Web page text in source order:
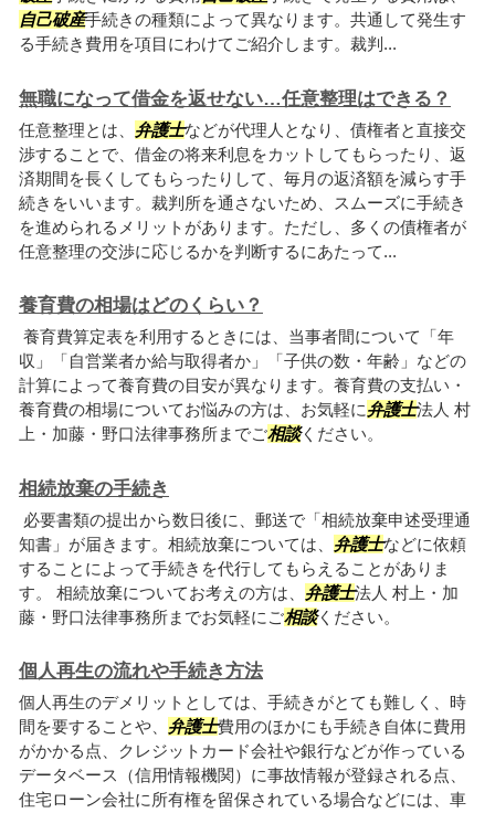
自己破産手続きの種類によって異なります。共通して発生す
る手続き費用を項目にわけてご紹介します。裁判...
無職になって借金を返せない…任意整理はできる？
任意整理とは、 弁護士などが代理人となり、債権者と直接交
渉することで、借金の将来利息をカットしてもらったり、返
済期間を長くしてもらったりして、毎月の返済額を減らす手
続きをいいます。裁判所を通さないため、スムーズに手続き
を進められるメリットがあります。ただし、多くの債権者が
任意整理の交渉に応じるかを判断するにあたって...
養育費の相場はどのくらい？
養育費算定表を利用するときには、当事者間について「年
収」「自営業者か給与取得者か」「子供の数・年齢」などの
計算によって養育費の目安が異なります。養育費の支払い・
養育費の相場についてお悩みの方は、お気軽に弁護士法人 村
上・加藤・野口法律事務所までご相談ください。
相続放棄の手続き
必要書類の提出から数日後に、郵送で「相続放棄申述受理通
知書」が届きます。相続放棄については、 弁護士などに依頼
することによって手続きを代行してもらえることがありま
す。 相続放棄についてお考えの方は、 弁護士法人 村上・加
藤・野口法律事務所までお気軽にご相談ください。
個人再生の流れや手続き方法
個人再生のデメリットとしては、手続きがとても難しく、時
間を要することや、 弁護士費用のほかにも手続き自体に費用
がかかる点、クレジットカード会社や銀行などが作っている
データベース（信用情報機関）に事故情報が登録される点、
住宅ローン会社に所有権を留保されている場合などには、車